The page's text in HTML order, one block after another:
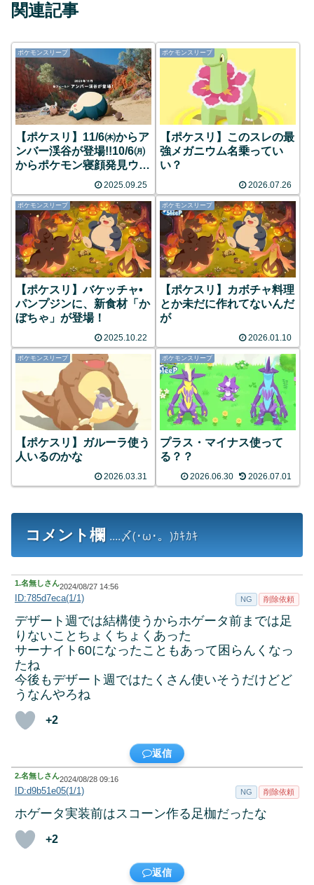
関連記事
ポケモンスリープ
【ポケスリ】11/6㈭からア
ンバー渓谷が登場!!10/6㈪
からポケモン寝顔発見ウィ
ーク vol.2も開催
2025.09.25
ポケモンスリープ
【ポケスリ】このスレの最
強メガニウム名乗ってい
い？
2026.07.26
ポケモンスリープ
【ポケスリ】バケッチャ•
パンプジンに、新食材「か
ぼちゃ」が登場！
2025.10.22
ポケモンスリープ
【ポケスリ】カボチャ料理
とか未だに作れてないんだ
が
2026.01.10
ポケモンスリープ
【ポケスリ】ガルーラ使う
人いるのかな
2026.03.31
ポケモンスリープ
プラス・マイナス使って
る？？
2026.06.30 2026.07.01
コメント欄 ....〆(･ω･。)ｶｷｶｷ
1.名無しさん2024/08/27 14:56
ID:785d7eca(1/1) NG 削除依頼
デザート週では結構使うからホゲータ前までは足
りないことちょくちょくあった
サーナイト60になったこともあって困らんくなっ
たね
今後もデザート週ではたくさん使いそうだけどど
うなんやろね
+2
返信
2.名無しさん2024/08/28 09:16
ID:d9b51e05(1/1) NG 削除依頼
ホゲータ実装前はスコーン作る足枷だったな
+2
返信